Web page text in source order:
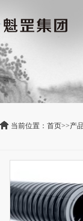
当前位置： 首页>>产